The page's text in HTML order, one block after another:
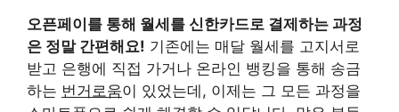
오픈페이를 통해 월세를 신한카드로 결제하는 과정
은 정말 간편해요! 기존에는 매달 월세를 고지서로
받고 은행에 직접 가거나 온라인 뱅킹을 통해 송금
하는 번거로움이 있었는데, 이제는 그 모든 과정을